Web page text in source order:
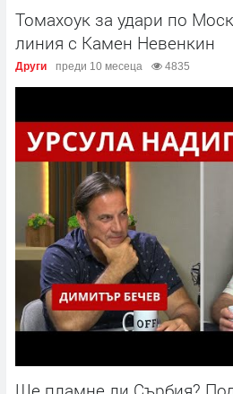
Томахоук за удари по
линия с Камен Невенкин
Други преди 10 месеца 4835